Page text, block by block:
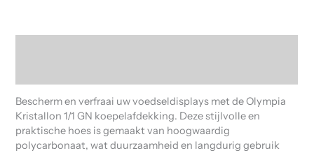
Bescherm en verfraai uw voedseldisplays met de Olympia
Kristallon 1/1 GN koepelafdekking. Deze stijlvolle en
praktische hoes is gemaakt van hoogwaardig
polycarbonaat, wat duurzaamheid en langdurig gebruik